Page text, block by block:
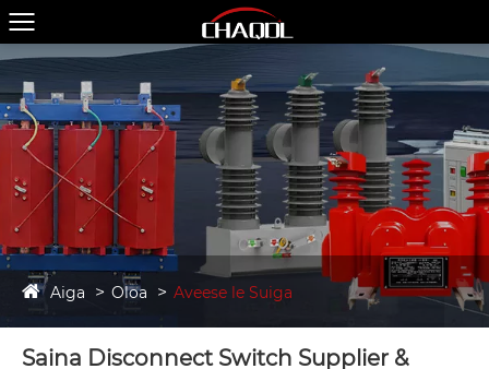
Aiga Oloa Aveese le Suiga
Saina Disconnect Switch Supplier &